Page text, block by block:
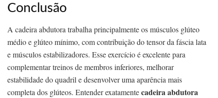
Conclusão
A cadeira abdutora trabalha principalmente os músculos glúteo
médio e glúteo mínimo, com contribuição do tensor da fáscia lata
e músculos estabilizadores. Esse exercício é excelente para
complementar treinos de membros inferiores, melhorar
estabilidade do quadril e desenvolver uma aparência mais
completa dos glúteos. Entender exatamentecadeira abdutora